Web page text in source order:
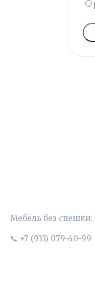
Мебель без
📞 +7 (933) 079-40-99